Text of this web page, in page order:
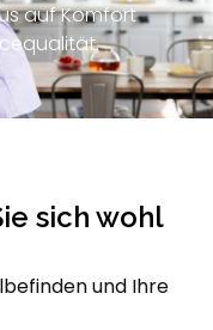
auf Komfort
sich wohl
und Ihre